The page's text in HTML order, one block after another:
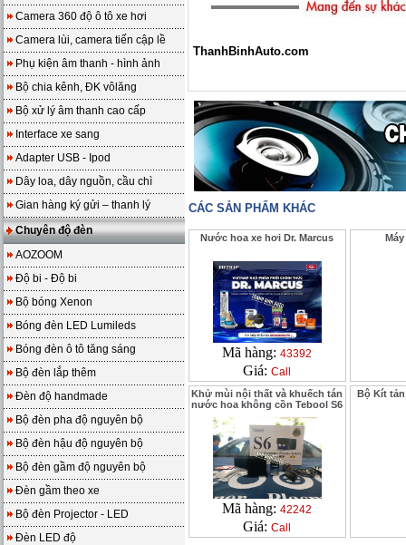
Camera 360 độ ô tô xe hơi
Camera lùi, camera tiến cập lề
Phụ kiện âm thanh - hình ảnh
Bộ chia kênh, ĐK vôlăng
Bộ xử lý âm thanh cao cấp
Interface xe sang
Adapter USB - Ipod
Dây loa, dây nguồn, cầu chì
Gian hàng ký gửi – thanh lý
Chuyên độ đèn
AOZOOM
Độ bi - Độ bi
Bộ bóng Xenon
Bóng đèn LED Lumileds
Bóng đèn ô tô tăng sáng
Bộ đèn lắp thêm
Đèn độ handmade
Bộ đèn pha độ nguyên bộ
Bộ đèn hậu độ nguyên bộ
Bộ đèn gầm độ nguyên bộ
Đèn gầm theo xe
Bộ đèn Projector - LED
Đèn LED độ
ThanhBinhAuto.com
CÁC SẢN PHẨM KHÁC
Nước hoa xe hơi Dr. Marcus
Mã hàng:43392
Giá:Call
Khử mùi nội thất và khuếch tán
nước hoa không cồn Tebool S6
Mã hàng:42242
Giá:Call
Bộ Kít